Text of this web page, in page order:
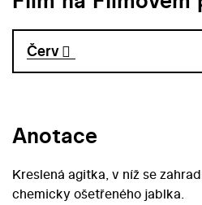
Červ
Anotace
Kreslená agitka, v níž se
chemicky ošetřeného jablka.